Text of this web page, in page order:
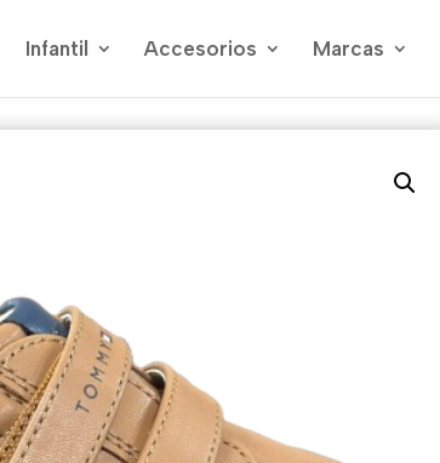
Infantil Accesorios Marcas